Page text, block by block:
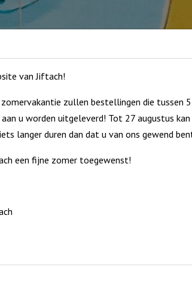
deze 4 blokken!
van Jiftach!
zullen bestellingen die tussen
u worden uitgeleverd! Tot 27 augustus
langer duren dan dat u van ons gewend
een fijne zomer toegewenst!